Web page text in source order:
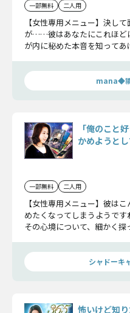
一部無料 二人用
【女性専用メニュー】決し
が……彼はあなたにこれほど
が内に秘めた本音を知ってあ
mana◆
「俺のこと
かめようと
一部無料 二人用
【女性専用メニュー】彼は
めたくなってしまうようで
その心境について、細かく探
シャドーキ
怖いけど知